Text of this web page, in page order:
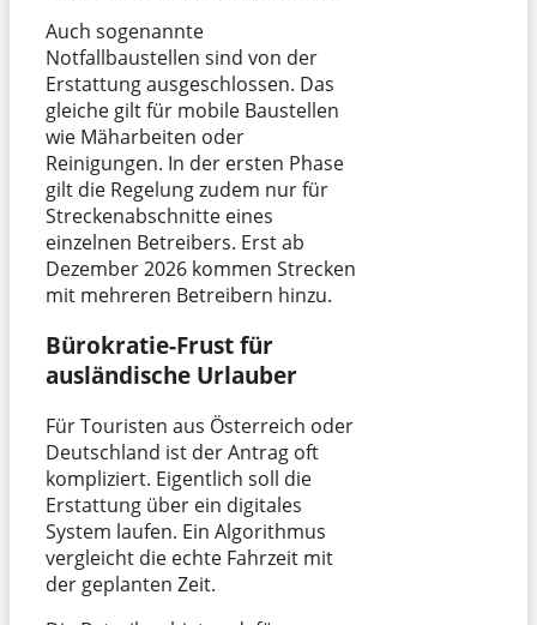
Auch sogenannte
Notfallbaustellen sind von der
Erstattung ausgeschlossen. Das
gleiche gilt für mobile Baustellen
wie Mäharbeiten oder
Reinigungen. In der ersten Phase
gilt die Regelung zudem nur für
Streckenabschnitte eines
einzelnen Betreibers. Erst ab
Dezember 2026 kommen Strecken
mit mehreren Betreibern hinzu.
Bürokratie-Frust für
ausländische Urlauber
Für Touristen aus Österreich oder
Deutschland ist der Antrag oft
kompliziert. Eigentlich soll die
Erstattung über ein digitales
System laufen. Ein Algorithmus
vergleicht die echte Fahrzeit mit
der geplanten Zeit.